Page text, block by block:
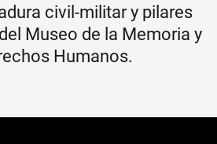
civil-militar y pilares
Museo de la Memoria y
Humanos.